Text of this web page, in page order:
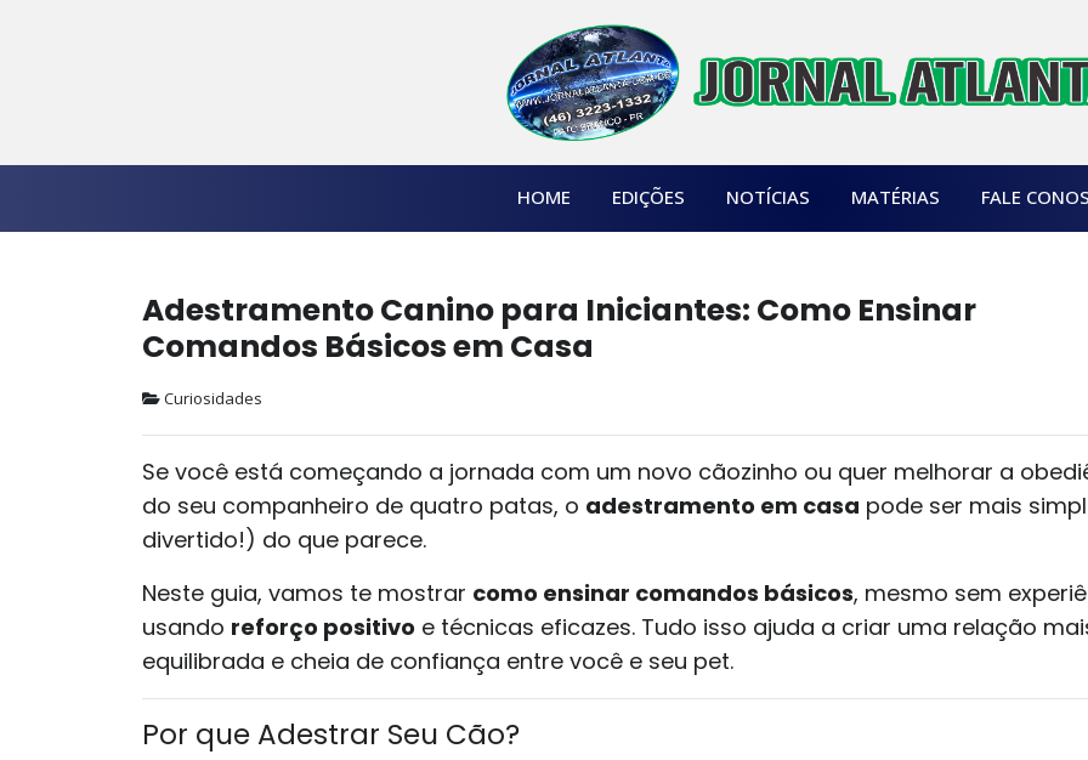
HOME EDIÇÕES NOTÍCIAS MATÉRIAS FALE
Adestramento Canino para Iniciantes: Como Ensinar
Comandos Básicos em Casa
Curiosidades
Se você está começando a jornada com um novo cãozinho ou quer melhorar a
do seu companheiro de quatro patas, o adestramento em casa pode ser mais
divertido!) do que parece.
Neste guia, vamos te mostrar como ensinar comandos básicos, mesmo sem
usando reforço positivo e técnicas eficazes. Tudo isso ajuda a criar uma relação
equilibrada e cheia de confiança entre você e seu pet.
Por que Adestrar Seu Cão?